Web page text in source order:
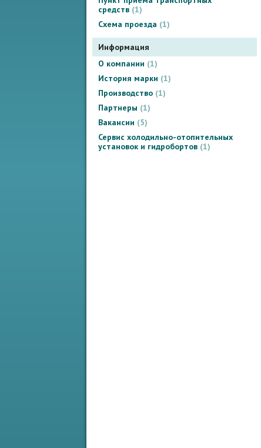
средств 1
Схема проезда 1
Информация
О компании 1
История марки 1
Производство 1
Партнеры 1
Вакансии
5
Сервис холодильно-отопительных
установок и гидробортов 1